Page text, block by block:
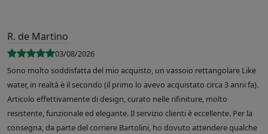
R. de Martino
03/08/2026
Sono molto soddisfatta del mio acquisto, un vassoio rettangolare Like
water, in realtà è il secondo (il primo lo avevo acquistato circa 3 anni fa).
Articolo effettivamente di design, curato nelle rifiniture, molto
resistente, funzionale ed elegante. Il servizio clienti è eccellente. Per la
consegna, da parte del corriere Bartolini, ho dovuto attendere qualche